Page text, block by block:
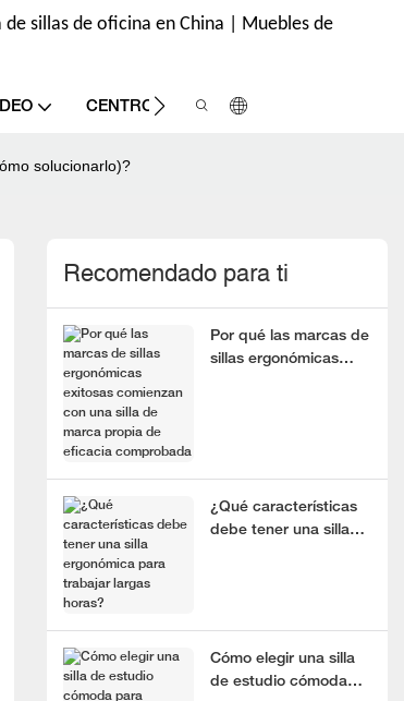
sillas de oficina en China | Muebles de
CENTRO DE INFORMACIÓN
solucionarlo)?
Recomendado para ti
Por qué las marcas de
sillas ergonómicas
¿Qué características
debe tener una silla
Cómo elegir una silla
de estudio cómoda